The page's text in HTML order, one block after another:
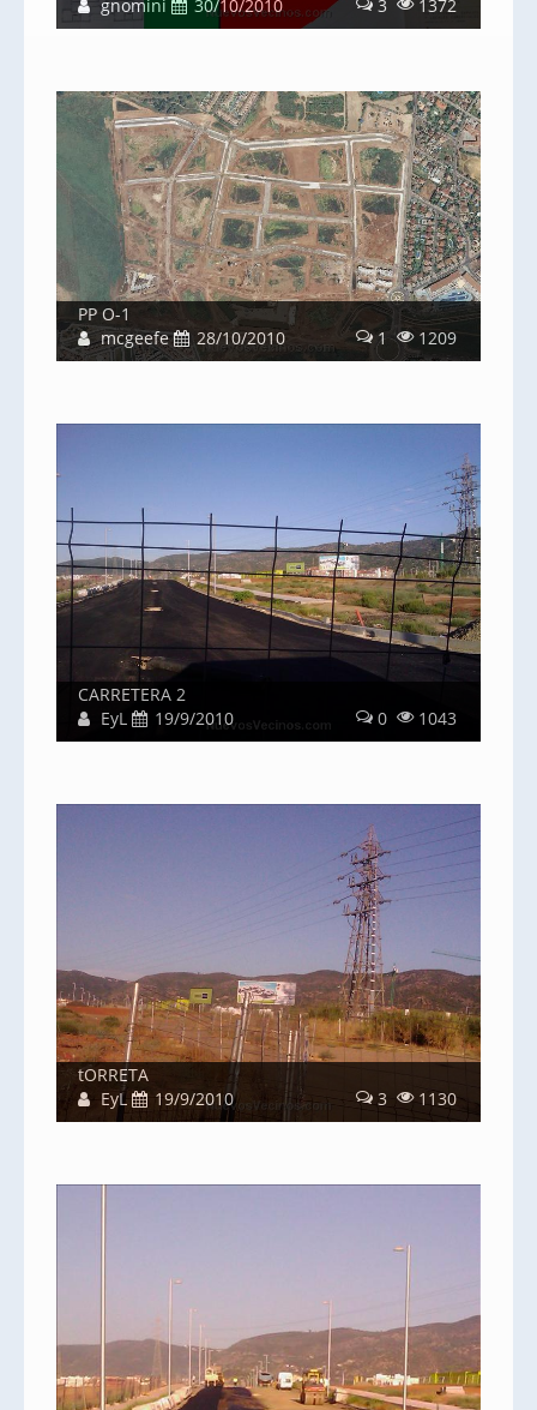
gnomini 30/10/2010 3 1372
PP O-1
mcgeefe
28/10/2010 1 1209
CARRETERA 2
EyL
19/9/2010 0 1043
tORRETA
EyL
19/9/2010 3 1130